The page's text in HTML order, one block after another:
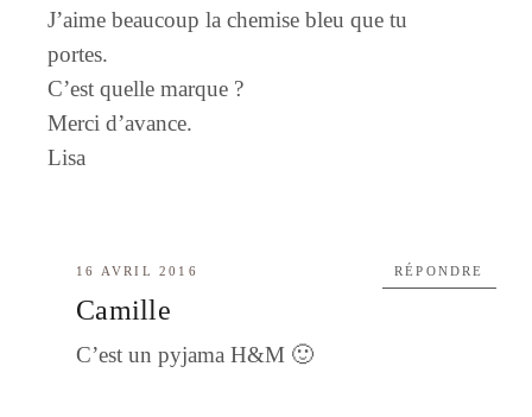
J’aime beaucoup la chemise bleu que tu
portes.
C’est quelle marque ?
Merci d’avance.
Lisa
16 AVRIL 2016
Camille
C’est un pyjama H&M 🙂
RÉPONDRE